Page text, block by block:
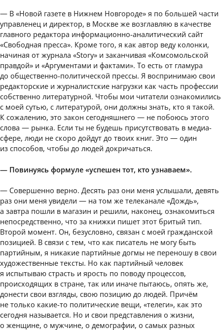
— В «Новой газете в Нижнем Новгороде» я по большей части
управленец и директор, в Москве же возглавляю в качестве
главного редактора информационно-аналитический сайт
«Свободная пресса». Кроме того, я как автор веду колонки,
начиная от журнала «Story» и заканчивая «Комсомольской
правдой» и «Аргументами и фактами». То есть от гламура
до общественно-политической прессы. Я воспринимаю свои
редакторские и журналистские нагрузки как часть профессии
собственно литературной. Чтобы мои читатели ознакомились
с моей сутью, с литературой, они должны знать, кто я такой.
К сожалению, это закон сегодняшнего — не побоюсь этого
слова — рынка. Если ты не будешь присутствовать в медиа-
сфере, люди не скоро дойдут до твоих книг. Это — один
из способов, чтобы до людей докричаться.
— Повинуясь формуле «успешен тот, кто узнаваем».
— Совершенно верно. Десять раз они меня услышали, девять
раз они меня увидели — на том же телеканале «Дождь»,
а завтра пошли в магазин и решили, наконец, ознакомиться
непосредственно, что за книжки пишет этот бритый тип.
Второй момент. Он, безусловно, связан с моей гражданской
позицией. В связи с тем, что как писатель не могу быть
партийным, я никакие партийные догмы не переношу в свои
художественные тексты. Но как партийный человек
я испытываю страсть и ярость по поводу процессов,
происходящих в стране, так или иначе пытаюсь, опять же,
донести свои взгляды, свою позицию до людей. Причём
не только какие-то политические вещи, «телеги», как это
сегодня называется. Но и свои представления о жизни,
о женщине, о мужчине, о демографии, о самых разных